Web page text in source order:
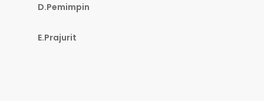
D.Pemimpin
E.Prajurit